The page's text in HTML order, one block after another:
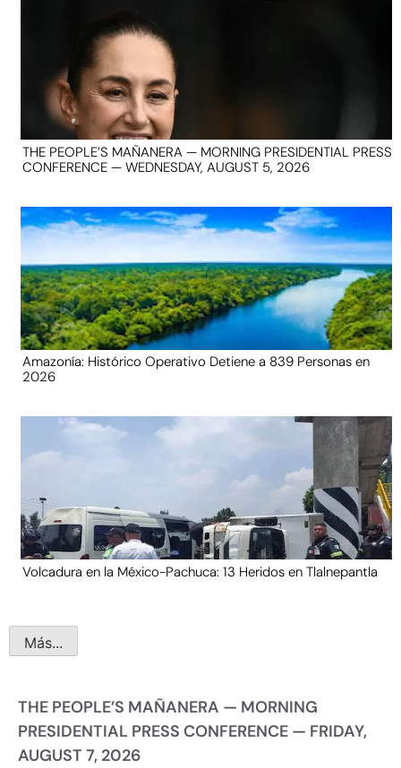
THE PEOPLE’S MAÑANERA — MORNING PRESIDENTIAL PRESS
CONFERENCE — WEDNESDAY, AUGUST 5, 2026
Amazonía: Histórico Operativo Detiene a 839 Personas en
2026
Volcadura en la México-Pachuca: 13 Heridos en Tlalnepantla
Más...
THE PEOPLE’S MAÑANERA — MORNING
PRESIDENTIAL PRESS CONFERENCE — FRIDAY,
AUGUST 7, 2026